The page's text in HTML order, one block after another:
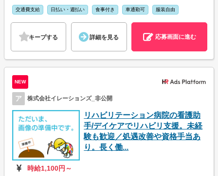
交通費支給 日払い・週払い 食事付き 車通勤可 服装自由
キープする 詳細を見る 応募画面に進む
NEW
ア 株式会社イレーションズ_非公開
リハビリテーション病院の看護助
手/デイケアでリハビリ支援。未経
験も歓迎／処遇改善や資格手当あ
り。長く働...
時給1,100円～